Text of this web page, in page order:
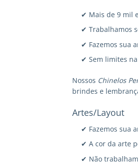
✔ Mais de 9 mil
✔ Trabalhamos
✔ Fazemos sua
✔ Sem limites
Nossos Chinelos
brindes e
Artes/Layout
✔ Fazemos sua
✔ A cor da arte
✔ Não